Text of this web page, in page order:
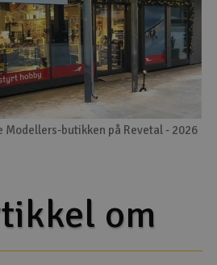
Modellers-butikken på Revetal - 2026
om